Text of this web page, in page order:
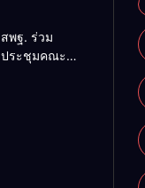
ปะ อำเภอชะอวด
สพฐ. ร่วม
ประชุมคณะ